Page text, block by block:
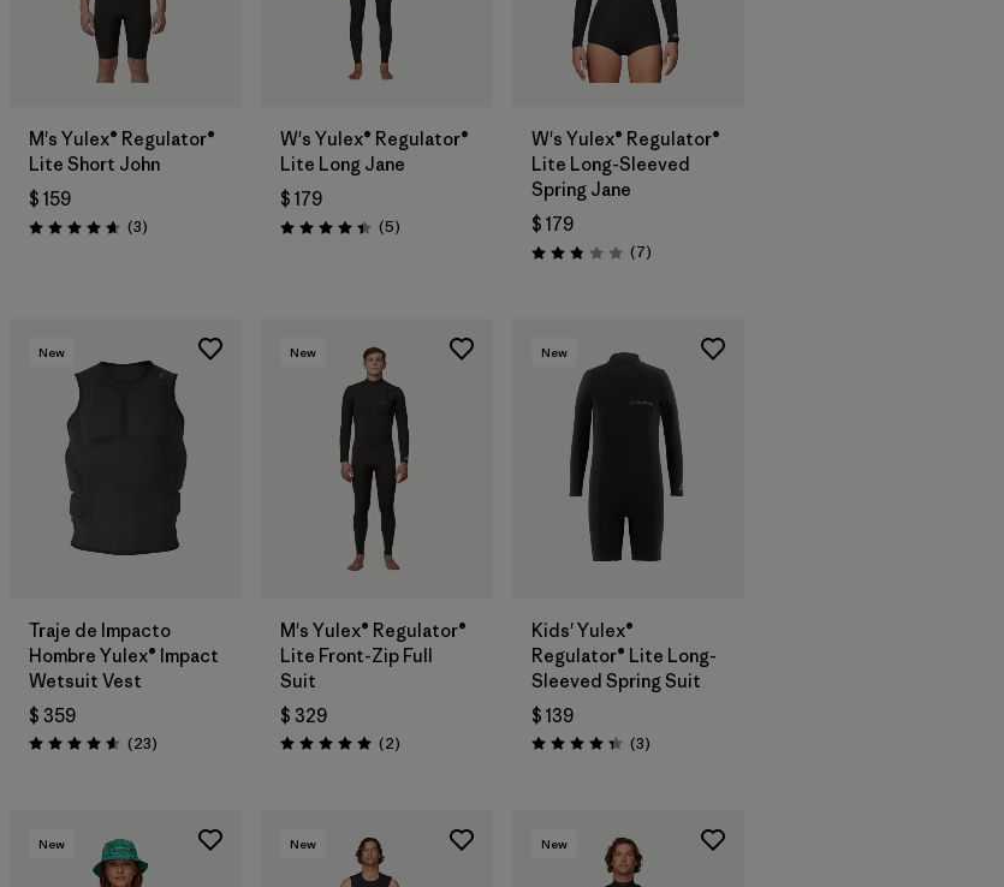
M's Yulex® Regulator®
Lite Short John
$ 159
Valoración: 4.7 / 5
(3Comentarios
)
W's Yulex® Regulator®
Lite Long Jane
$ 179
Valoración: 4.4 / 5
(5Comentarios
)
W's Yulex® Regulator®
Lite Long-Sleeved
Spring Jane
$ 179
Valoración: 2.9 / 5
(7Comentarios
)
New
Traje de Impacto
Hombre Yulex® Impact
Wetsuit Vest
$ 359
Valoración: 4.6 / 5
(23Comentarios
)
New
M's Yulex® Regulator®
Lite Front-Zip Full
Suit
$ 329
Valoración: 5.0 / 5
(2Comentarios
)
New
Kids' Yulex®
Regulator® Lite Long-
Sleeved Spring Suit
$ 139
Valoración: 4.3 / 5
(3Comentarios
)
New New New